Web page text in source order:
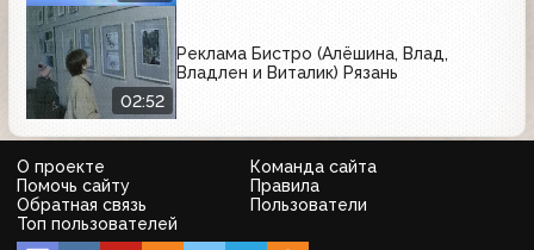
02:52
Реклама Бистро (Алёшина, Влад,
Владлен и Виталик) Рязань
О проекте
Команда сайта
Помочь сайту
Правила
Обратная связь
Пользователи
Топ пользователей